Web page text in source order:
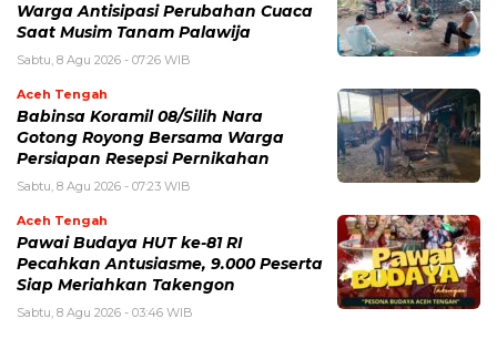
Warga Antisipasi Perubahan Cuaca
Saat Musim Tanam Palawija
Sabtu, 8 Agu 2026 - 07:26 WIB
Aceh Tengah
‎Babinsa Koramil 08/Silih Nara
Gotong Royong Bersama Warga
Persiapan Resepsi Pernikahan
Sabtu, 8 Agu 2026 - 07:23 WIB
Aceh Tengah
Pawai Budaya HUT ke-81 RI
Pecahkan Antusiasme, 9.000 Peserta
Siap Meriahkan Takengon
Sabtu, 8 Agu 2026 - 03:46 WIB